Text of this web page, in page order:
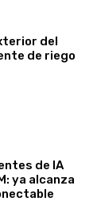
del
de riego
de IA
ya alcanza